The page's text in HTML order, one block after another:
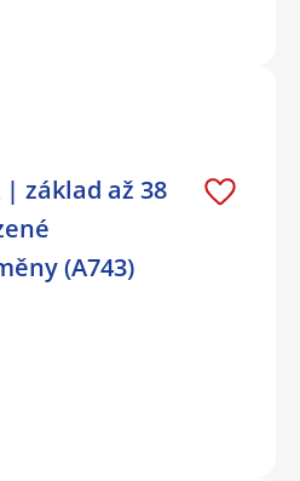
základ až 38
(A743)